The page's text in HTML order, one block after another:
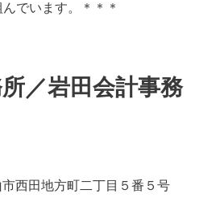
でいます。＊＊＊
／岩田会計事務
西田地方町二丁目５番５号